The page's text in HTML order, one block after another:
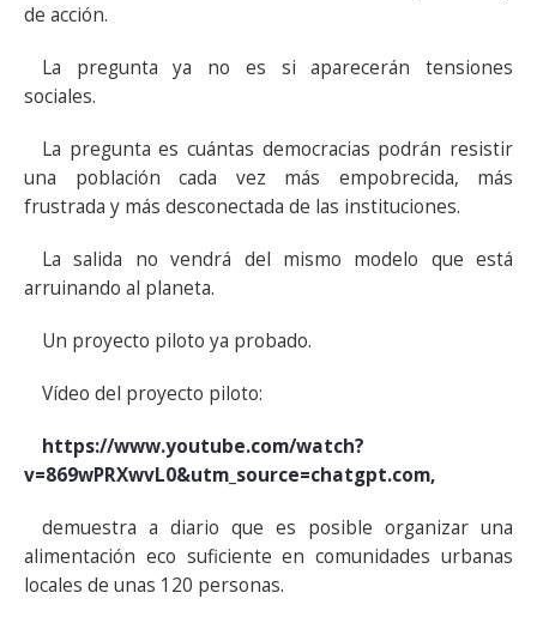
de acción.
La pregunta ya no es si aparecerán tensiones
sociales.
La pregunta es cuántas democracias podrán resistir
una población cada vez más empobrecida, más
frustrada y más desconectada de las instituciones.
La salida no vendrá del mismo modelo que está
arruinando al planeta.
Un proyecto piloto ya probado.
Vídeo del proyecto piloto:
https://www.youtube.com/watch?
v=869wPRXwvL0&utm_source=chatgpt.com,
demuestra a diario que es posible organizar una
alimentación eco suficiente en comunidades urbanas
locales de unas 120 personas.